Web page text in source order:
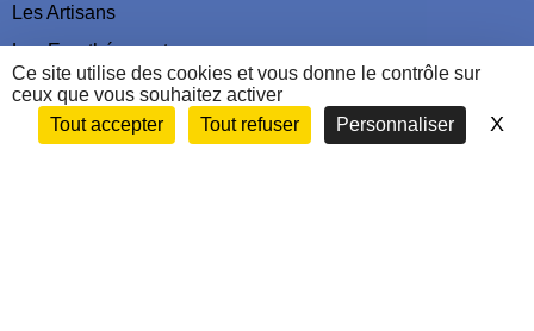
Ce site utilise des cookies et vous donne le contrôle sur
ceux que vous souhaitez activer
Tout accepter
Tout refuser Personnaliser X
Les Artisans
Les Ergothérapeutes
Nous contacter